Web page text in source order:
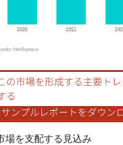
。再利用にはCC BY 4.0の
場を支配する見込み